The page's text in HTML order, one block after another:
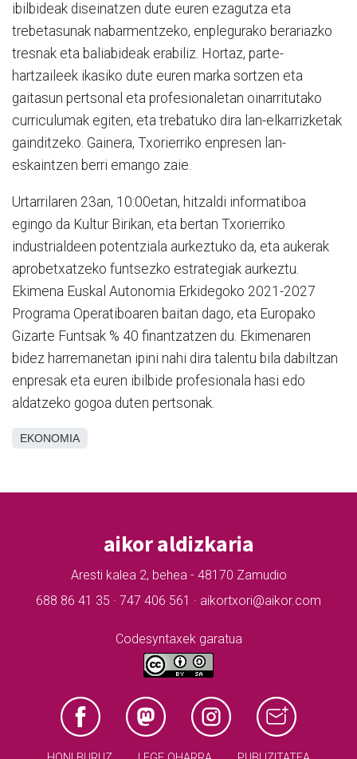
ibilbideak diseinatzen dute euren ezagutza eta
trebetasunak nabarmentzeko, enplegurako berariazko
tresnak eta baliabideak erabiliz. Hortaz, parte-
hartzaileek ikasiko dute euren marka sortzen eta
gaitasun pertsonal eta profesionaletan oinarritutako
curriculumak egiten, eta trebatuko dira lan-elkarrizketak
gainditzeko. Gainera, Txorierriko enpresen lan-
eskaintzen berri emango zaie.
Urtarrilaren 23an, 10:00etan, hitzaldi informatiboa
egingo da Kultur Birikan, eta bertan Txorierriko
industrialdeen potentziala aurkeztuko da, eta aukerak
aprobetxatzeko funtsezko estrategiak aurkeztu.
Ekimena Euskal Autonomia Erkidegoko 2021-2027
Programa Operatiboaren baitan dago, eta Europako
Gizarte Funtsak % 40 finantzatzen du. Ekimenaren
bidez harremanetan ipini nahi dira talentu bila dabiltzan
enpresak eta euren ibilbide profesionala hasi edo
aldatzeko gogoa duten pertsonak.
EKONOMIA
aikor aldizkaria
Aresti kalea 2, behea - 48170 Zamudio
688 86 41 35 · 747 406 561 · aikortxori@aikor.com
Codesyntaxek garatua